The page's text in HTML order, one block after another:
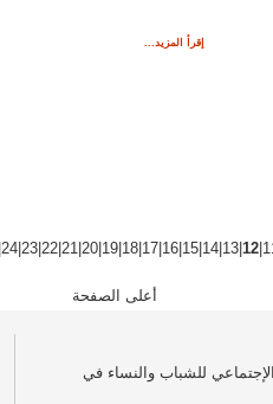
إقرأ المزيد...
12
13
14
15
16
17
18
19
20
21
22
23
24
أعلى الصفحة